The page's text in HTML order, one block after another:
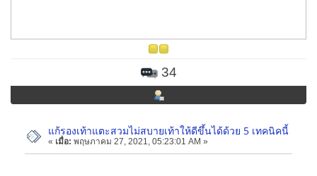
34
แก้รองเท้าแตะสวมไม่สบายเท้าให้ดีขึ้นได้ด้วย 5 เทคนิคนี้
« เมื่อ: พฤษภาคม 27, 2021, 05:23:01 AM »